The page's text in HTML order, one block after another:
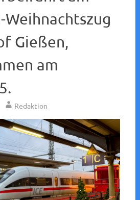
Weihnachtszug
Gießen,
am
Redaktion